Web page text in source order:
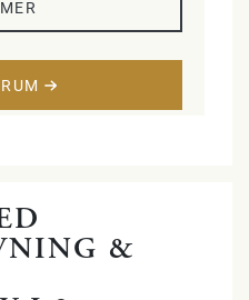
och vardagsrum
två enkelsängar.
&